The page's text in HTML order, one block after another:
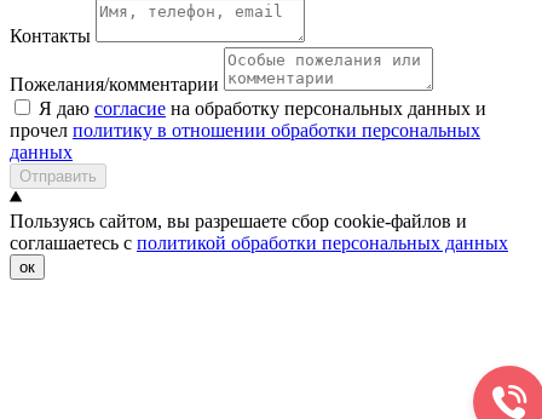
Контакты
Пожелания/комментарии
Я даю согласие на обработку персональных данных и
прочел политику в отношении обработки персональных
данных
Отправить
Пользуясь сайтом, вы разрешаете сбор cookie-файлов и
соглашаетесь с политикой обработки персональных данных
ок